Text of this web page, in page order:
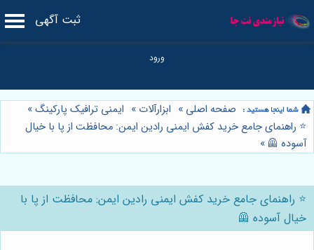
ثبت آگهی
صفحه اصلی » ابزارآلات » ایمنی ترافیک پارکینگ»
⭐️ راهنمای جامع خرید کفش ایمنی رادین ایمن: محافظت از پا با خیال
آسوده 🦺 »
⭐️ راهنمای جامع خرید کفش ایمنی رادین ایمن: محافظت از پا با
خیال آسوده 🦺